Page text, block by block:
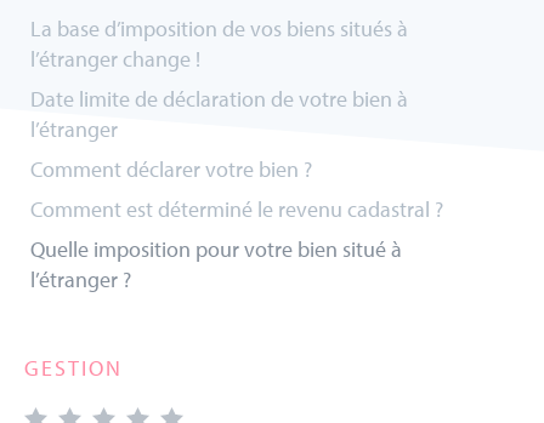
La base d’imposition de vos biens situés à
l’étranger change !
Date limite de déclaration de votre bien à
l’étranger
Comment déclarer votre bien ?
Comment est déterminé le revenu cadastral ?
Quelle imposition pour votre bien situé à
l’étranger ?
GESTION